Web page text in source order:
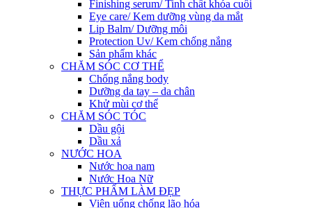
Finishing serum/ Tinh chất khóa cuối
Eye care/ Kem dưỡng vùng da mắt
Lip Balm/ Dưỡng môi
Protection Uv/ Kem chống nắng
Sản phẩm khác
CHĂM SÓC CƠ THỂ
Chống nắng body
Dưỡng da tay – da chân
Khử mùi cơ thể
CHĂM SÓC TÓC
Dầu gội
Dầu xả
NƯỚC HOA
Nước hoa nam
Nước Hoa Nữ
THỰC PHẨM LÀM ĐẸP
Viên uống chống lão hóa